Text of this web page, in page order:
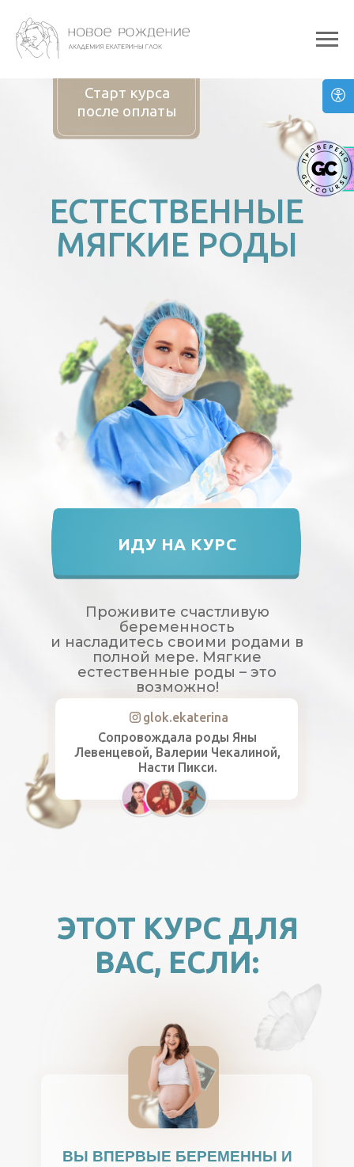
ЕСТЕСТВЕННЫЕ
МЯГКИЕ РОДЫ
Проживите счастливую
беременность
и насладитесь своими родами в
полной мере. Мягкие
естественные роды – это
возможно!
glok.ekaterina
Сопровождала роды Яны
Левенцевой, Валерии Чекалиной,
Насти Пикси.
ИДУ НА КУРС
Старт курса
после оплаты
ЭТОТ КУРС ДЛЯ
ВАС, ЕСЛИ:
ВЫ ВПЕРВЫЕ БЕРЕМЕННЫ И